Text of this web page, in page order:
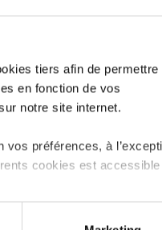
tiers afin de permettre
en fonction de vos
notre site internet.
préférences, à
cookies est accessible
partage sur les réseaux
point sur votre
à mettre en place pour
sur mesure afin de
gratuits, organisés
thématiques
l'identification de
vous pourrez
pour accroître
en gérant au mieux